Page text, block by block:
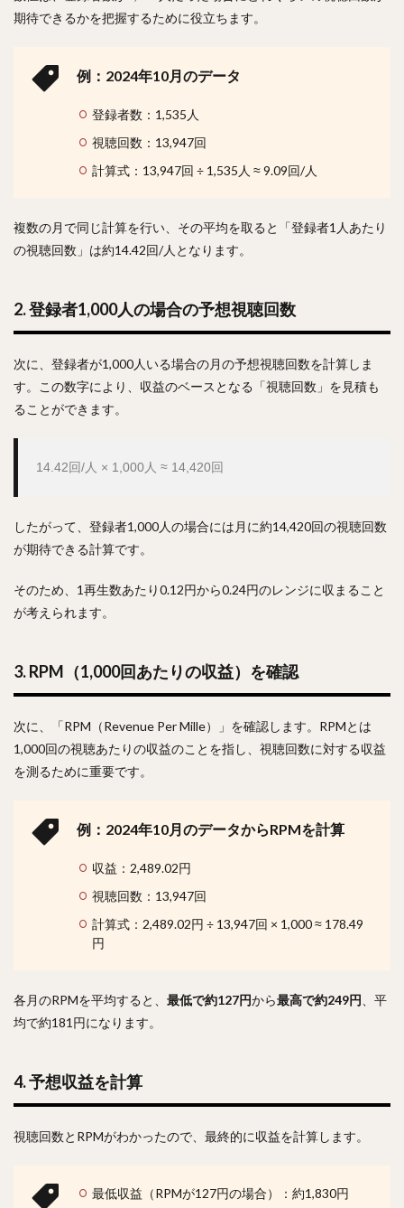
期待できるかを把握するために役立ちます。
例：2024年10月のデータ
登録者数：1,535人
視聴回数：13,947回
計算式：13,947回 ÷ 1,535人 ≈ 9.09回/人
複数の月で同じ計算を行い、その平均を取ると「登録者1人あたり
の視聴回数」は約14.42回/人となります。
2. 登録者1,000人の場合の予想視聴回数
次に、登録者が1,000人いる場合の月の予想視聴回数を計算しま
す。この数字により、収益のベースとなる「視聴回数」を見積も
ることができます。
14.42回/人 × 1,000人 ≈ 14,420回
したがって、登録者1,000人の場合には月に約14,420回の視聴回数
が期待できる計算です。
そのため、1再生数あたり0.12円から0.24円のレンジに収まること
が考えられます。
3. RPM（1,000回あたりの収益）を確認
次に、「RPM（Revenue Per Mille）」を確認します。RPMとは
1,000回の視聴あたりの収益のことを指し、視聴回数に対する収益
を測るために重要です。
例：2024年10月のデータからRPMを計算
収益：2,489.02円
視聴回数：13,947回
計算式：2,489.02円 ÷ 13,947回 × 1,000 ≈ 178.49
円
各月のRPMを平均すると、 最低で約127円から最高で約249円 、平
均で約181円になります。
4. 予想収益を計算
視聴回数とRPMがわかったので、最終的に収益を計算します。
最低収益（RPMが127円の場合）：約1,830円